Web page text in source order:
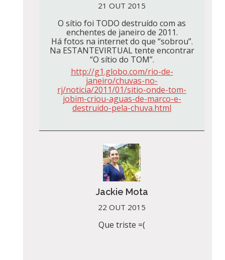
21 OUT 2015
O sítio foi TODO destruído com as
enchentes de janeiro de 2011.
Há fotos na internet do que “sobrou”.
Na ESTANTEVIRTUAL tente encontrar
“O sítio do TOM”.
http://g1.globo.com/rio-de-
janeiro/chuvas-no-
rj/noticia/2011/01/sitio-onde-tom-
jobim-criou-aguas-de-marco-e-
destruido-pela-chuva.html
Jackie Mota
22 OUT 2015
Que triste =(